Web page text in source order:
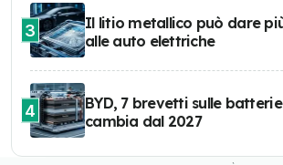
3
Il litio metallico può dare
alle auto elettriche
4
BYD, 7 brevetti sulle
cambia dal 2027